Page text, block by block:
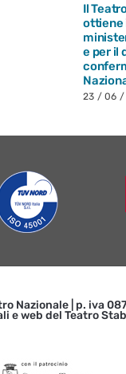
Il
ottiene
e per il
23 / 06 /
Nazionale | p. iva
e web del Teatro